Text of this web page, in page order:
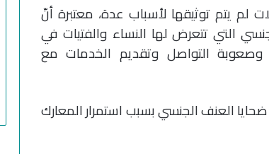
يتم توثيقها لأسباب عدة، معتبرة أنّ
التي تتعرض لها النساء والفتيات في
التواصل وتقديم الخدمات مع
العنف الجنسي بسبب استمرار المعارك